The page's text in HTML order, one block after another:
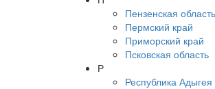
Пензенская область
Пермский край
Приморский край
Псковская область
Р
Республика Адыгея